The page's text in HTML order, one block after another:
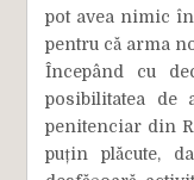
pot avea nimic
pentru că arma
Începând cu
posibilitatea de
penitenciar din
puțin plăcute,